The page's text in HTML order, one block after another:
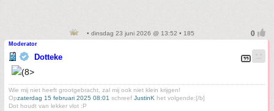
• dinsdag 23 juni 2026 @ 13:52 • 185
Moderator
Dotteke
Wie mij niet heeft grootgebracht, zal mij ook niet klein krijgen!
Opzaterdag 15 februari 2025 08:01 schreef JustinK het volgende:[/b]
Dot houdt van lekker vlot :P